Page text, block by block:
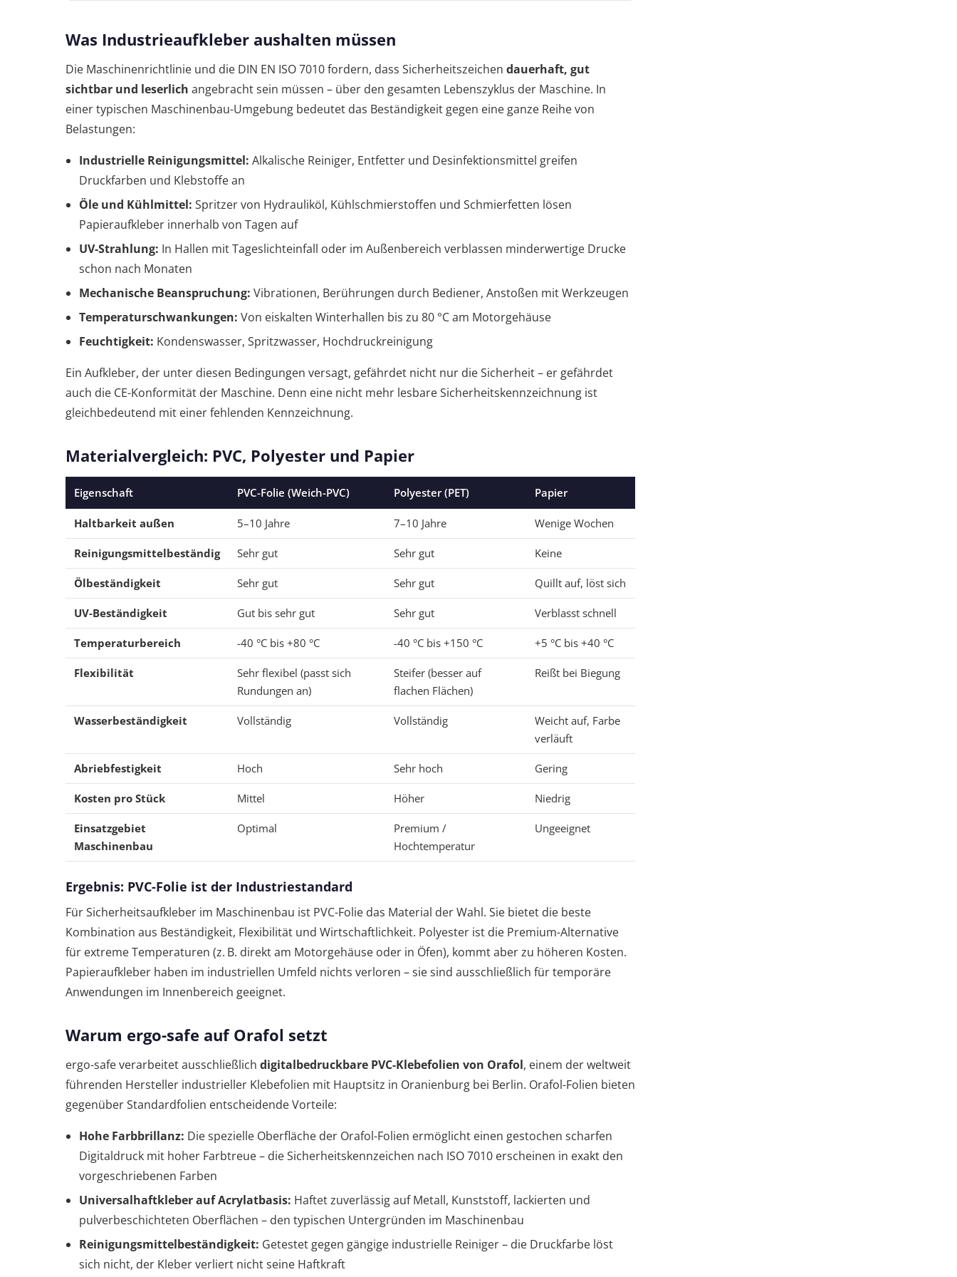
Was Industrieaufkleber aushalten müssen
Die Maschinenrichtlinie und die DIN EN ISO 7010 fordern, dass Sicherheitszeichen dauerhaft, gut
sichtbar und leserlich angebracht sein müssen – über den gesamten Lebenszyklus der Maschine. In
einer typischen Maschinenbau-Umgebung bedeutet das Beständigkeit gegen eine ganze Reihe von
Belastungen:
Industrielle Reinigungsmittel: Alkalische Reiniger, Entfetter und Desinfektionsmittel greifen
Druckfarben und Klebstoffe an
Öle und Kühlmittel: Spritzer von Hydrauliköl, Kühlschmierstoffen und Schmierfetten lösen
Papieraufkleber innerhalb von Tagen auf
UV-Strahlung: In Hallen mit Tageslichteinfall oder im Außenbereich verblassen minderwertige Drucke
schon nach Monaten
Mechanische Beanspruchung: Vibrationen, Berührungen durch Bediener, Anstoßen mit Werkzeugen
Temperaturschwankungen: Von eiskalten Winterhallen bis zu 80 °C am Motorgehäuse
Feuchtigkeit: Kondenswasser, Spritzwasser, Hochdruckreinigung
Ein Aufkleber, der unter diesen Bedingungen versagt, gefährdet nicht nur die Sicherheit – er gefährdet
auch die CE-Konformität der Maschine. Denn eine nicht mehr lesbare Sicherheitskennzeichnung ist
gleichbedeutend mit einer fehlenden Kennzeichnung.
Materialvergleich: PVC, Polyester und Papier
Eigenschaft PVC-Folie (Weich-PVC) Polyester (PET) Papier
Haltbarkeit außen 5–10 Jahre 7–10 Jahre Wenige Wochen
Reinigungsmittelbeständig Sehr gut Sehr gut Keine
Ölbeständigkeit Sehr gut Sehr gut Quillt auf, löst sich
UV-Beständigkeit Gut bis sehr gut Sehr gut Verblasst schnell
Temperaturbereich -40 °C bis +80 °C -40 °C bis +150 °C +5 °C bis +40 °C
Flexibilität
Sehr flexibel (passt sich
Rundungen an)
Steifer (besser auf
flachen Flächen)
Reißt bei Biegung
Wasserbeständigkeit Vollständig Vollständig
Weicht auf, Farbe
verläuft
Abriebfestigkeit Hoch Sehr hoch Gering
Kosten pro Stück Mittel Höher Niedrig
Einsatzgebiet
Maschinenbau
Optimal
Premium /
Hochtemperatur
Ungeeignet
Ergebnis: PVC-Folie ist der Industriestandard
Für Sicherheitsaufkleber im Maschinenbau ist PVC-Folie das Material der Wahl. Sie bietet die beste
Kombination aus Beständigkeit, Flexibilität und Wirtschaftlichkeit. Polyester ist die Premium-Alternative
für extreme Temperaturen (z. B. direkt am Motorgehäuse oder in Öfen), kommt aber zu höheren Kosten.
Papieraufkleber haben im industriellen Umfeld nichts verloren – sie sind ausschließlich für temporäre
Anwendungen im Innenbereich geeignet.
Warum ergo-safe auf Orafol setzt
ergo-safe verarbeitet ausschließlich digitalbedruckbare PVC-Klebefolien von Orafol, einem der weltweit
führenden Hersteller industrieller Klebefolien mit Hauptsitz in Oranienburg bei Berlin. Orafol-Folien bieten
gegenüber Standardfolien entscheidende Vorteile:
Hohe Farbbrillanz: Die spezielle Oberfläche der Orafol-Folien ermöglicht einen gestochen scharfen
Digitaldruck mit hoher Farbtreue – die Sicherheitskennzeichen nach ISO 7010 erscheinen in exakt den
vorgeschriebenen Farben
Universalhaftkleber auf Acrylatbasis: Haftet zuverlässig auf Metall, Kunststoff, lackierten und
pulverbeschichteten Oberflächen – den typischen Untergründen im Maschinenbau
Reinigungsmittelbeständigkeit: Getestet gegen gängige industrielle Reiniger – die Druckfarbe löst
sich nicht, der Kleber verliert nicht seine Haftkraft